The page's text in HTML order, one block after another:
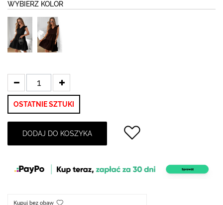
WYBIERZ KOLOR
OSTATNIE SZTUKI
DODAJ DO KOSZYKA